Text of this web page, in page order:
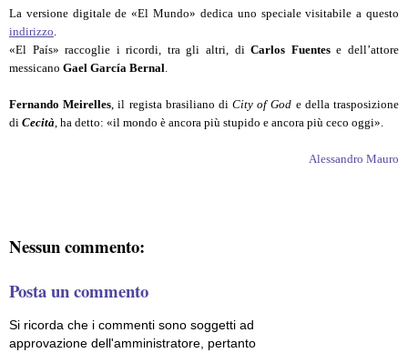
La versione digitale de «El Mundo» dedica uno speciale visitabile a questo
indirizzo
«El País» raccoglie i ricordi, tra gli altri, diCarlos Fuentese dell’attore
messicano Gael García Bernal
Fernando Meirelles , il regista brasiliano diCity of God e della trasposizione
di Cecità , ha detto: «il mondo è ancora più stupido e ancora più ceco oggi».
Alessandro Mauro
Nessun commento:
Posta un commento
Si ricorda che i commenti sono soggetti ad
approvazione dell'amministratore, pertanto